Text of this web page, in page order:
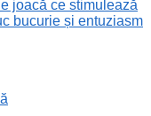
joacă ce stimulează
bucurie și entuziasm